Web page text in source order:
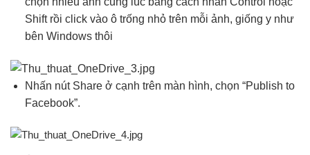
Shift rồi click vào ô trống nhỏ trên mỗi ảnh, giống y như
bên Windows thôi
Nhấn nút Share ở cạnh trên màn hình, chọn “Publish to
Facebook”.